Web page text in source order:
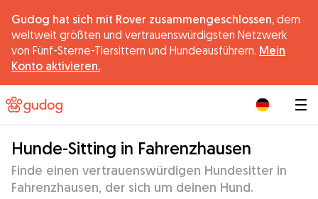
Gudog hat sich mit Rover zusammengeschlossen, dem
weltweit größten und vertrauenswürdigsten Netzwerk
von Fünf-Sterne-Tiersittern und Hundeausführern. Mein
Konto aktivieren.
Hunde-Sitting in Fahrenzhausen
Finde einen vertrauenswürdigen Hundesitter in
Fahrenzhausen, der sich um deinen Hund.